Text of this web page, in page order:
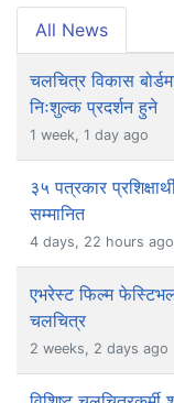
All News
चलचित्र विकास
निःशुल्क प्रदर्शन हुने
1 week, 1 day ago
३५ पत्रकार
सम्मानित
4 days, 22 hours ago
एभरेस्ट फिल्म
चलचित्र
2 weeks, 2 days ago